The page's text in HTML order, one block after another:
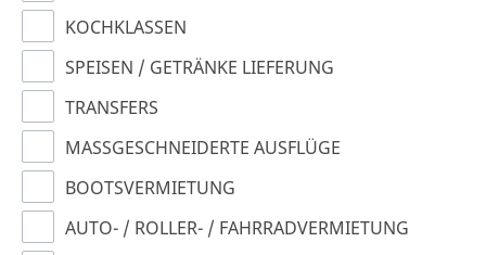
KOCHKLASSEN
SPEISEN / GETRÄNKE LIEFERUNG
TRANSFERS
MASSGESCHNEIDERTE AUSFLÜGE
BOOTSVERMIETUNG
AUTO- / ROLLER- / FAHRRADVERMIETUNG